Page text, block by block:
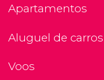
Apartamentos
Aluguel de carros
Voos